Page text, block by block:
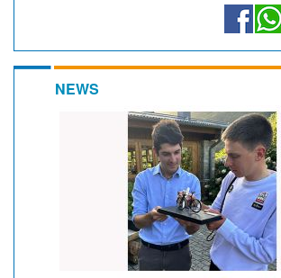
NEWS